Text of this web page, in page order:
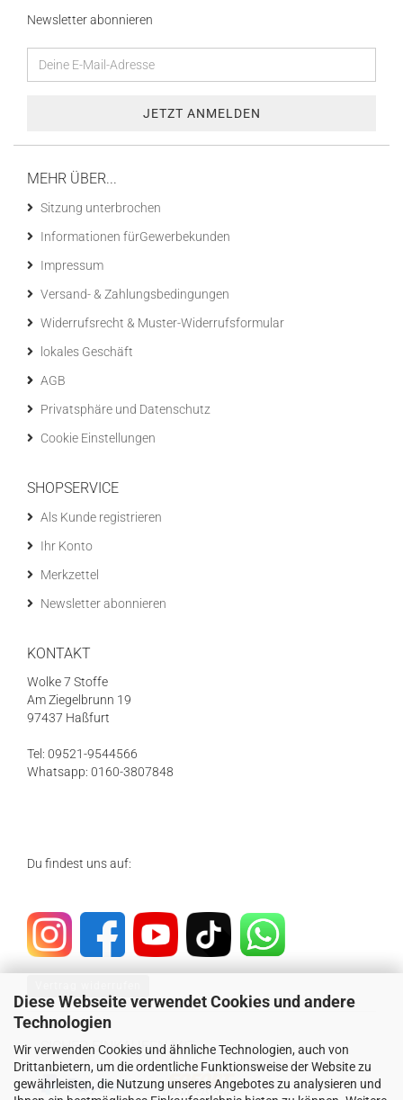
Diese Webseite verwendet Cookies und andere
Technologien
Wir verwenden Cookies und ähnliche Technologien, auch von
Drittanbietern, um die ordentliche Funktionsweise der Website zu
gewährleisten, die Nutzung unseres Angebotes zu analysieren und
Newsletter abonnieren
MEHR ÜBER...
Sitzung unterbrochen
Informationen fürGewerbekunden
Impressum
Versand- & Zahlungsbedingungen
Widerrufsrecht & Muster-Widerrufsformular
lokales Geschäft
AGB
Privatsphäre und Datenschutz
Cookie Einstellungen
SHOPSERVICE
Als Kunde registrieren
Ihr Konto
Merkzettel
Newsletter abonnieren
KONTAKT
Wolke 7 Stoffe
Am Ziegelbrunn 19
97437 Haßfurt
Tel: 09521-9544566
Whatsapp: 0160-3807848
Du findest uns auf:
SICHER EINKAUFEN MIT